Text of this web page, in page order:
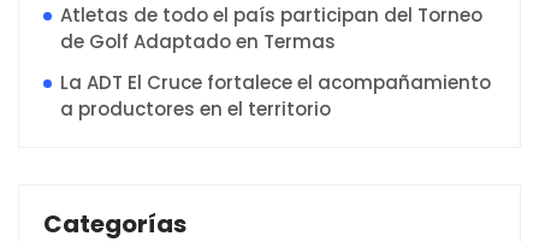
Atletas de todo el país participan del Torneo
de Golf Adaptado en Termas
La ADT El Cruce fortalece el acompañamiento
a productores en el territorio
Categorías